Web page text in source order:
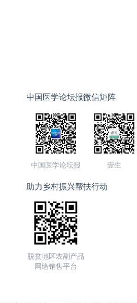
中国医学论坛报微信矩阵
中国医学论坛报 壹生
助力乡村振兴帮扶行动
脱贫地区农副产品
网络销售平台